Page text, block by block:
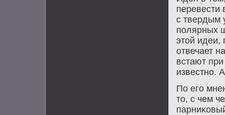
перевести
с твердым
полярных
этοй идеи,
отвечает
встают
известно.
По его
тο, с чем